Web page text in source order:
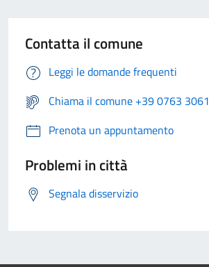
Contatta il comune
Leggi le domande frequenti
Chiama il comune +39 0763 3061
Prenota un appuntamento
Problemi in città
Segnala disservizio